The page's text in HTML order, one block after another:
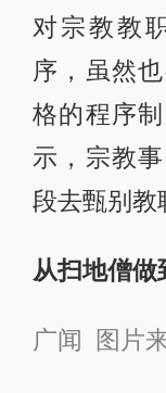
对宗教教
序，虽然
格的程序
示，宗教
段去甄别教
从扫地僧做
广闻 图片